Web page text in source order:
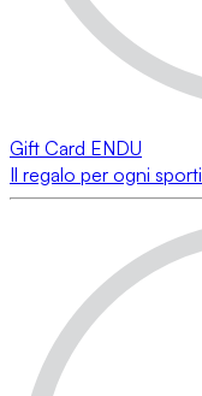
Gift Card ENDU
Il regalo per ogni